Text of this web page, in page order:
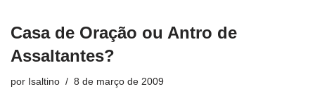
Casa de Oração ou Antro de
Assaltantes?
por Isaltino 8 de março de 2009